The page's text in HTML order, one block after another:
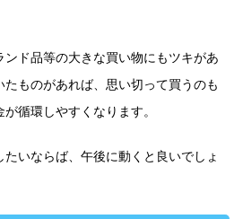
ド品等の大きな買い物にもツキがあ
たものがあれば、思い切って買うのも
循環しやすくなります。
いならば、午後に動くと良いでしょ